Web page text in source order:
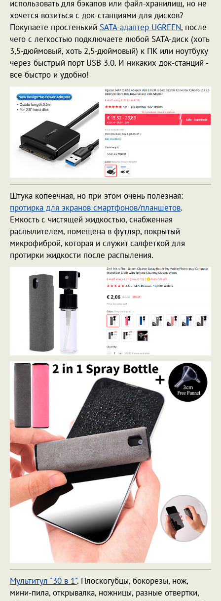
использовать для бэкапов или файл-хранилищ, но не
хочется возиться с док-станциями для дисков?
Покупаете простенький SATA-адаптер UGREEN, после
чего с легкостью подключаете любой SATA-диск (хоть
3,5-дюймовый, хоть 2,5-дюймовый) к ПК или ноутбуку
через быстрый порт USB 3.0. И никаких док-станций -
все быстро и удобно!
Штука копеечная, но при этом очень полезная:
протирка для экранов смартфонов/планшетов.
Емкость с чистящей жидкостью, снабженная
распылителем, помещена в футляр, покрытый
микрофиброй, которая и служит салфеткой для
протирки жидкости после распыления.
Мультитул "30 в 1". Плоскогубцы, бокорезы, нож,
мини-пила, открывалка, ножницы, разные отвертки,